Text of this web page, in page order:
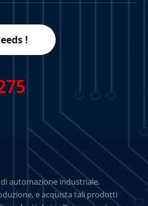
!
automazione industriale,
e acquista tali prodotti